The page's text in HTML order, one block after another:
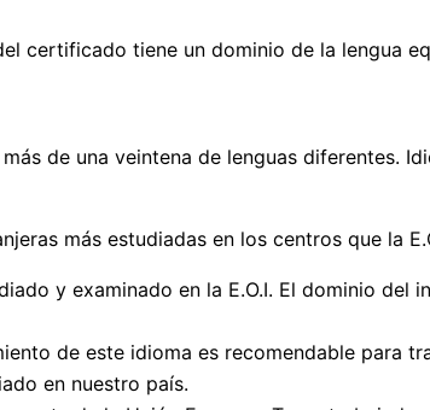
certificado tiene un dominio de la lengua
de una veintena de lenguas diferentes.
más estudiadas en los centros que la
y examinado en la E.O.I. El dominio
de este idioma es recomendable para
en nuestro país.